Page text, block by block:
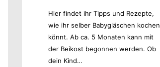
Hier findet ihr Tipps und Rezepte,
wie ihr selber Babygläschen kochen
könnt. Ab ca. 5 Monaten kann mit
der Beikost begonnen werden. Ob
dein Kind…